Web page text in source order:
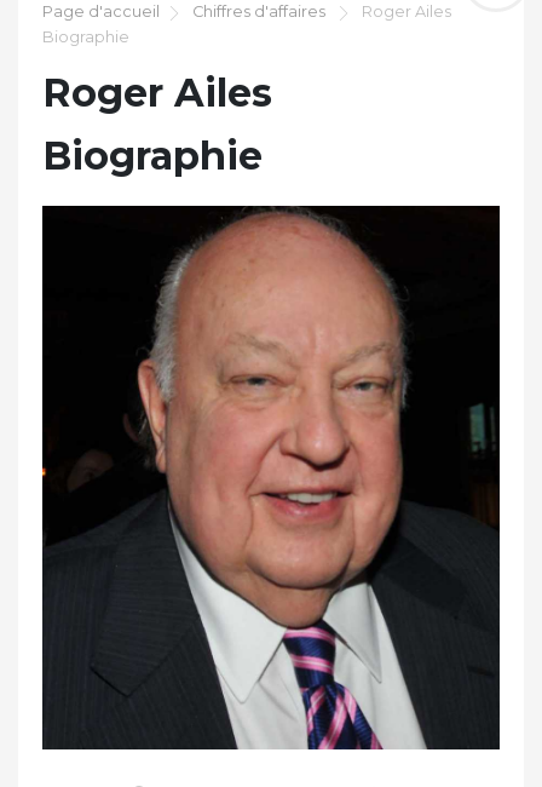
Page d'accueil Chiffres d'affaires
Roger Ailes
Biographie
Roger Ailes
Biographie